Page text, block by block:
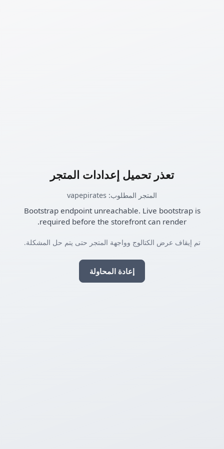
تعذر تحميل إعدادات المتجر
المتجر المطلوب: vapepirates
Bootstrap endpoint unreachable. Live bootstrap is
required before the storefront can render.
تم إيقاف عرض الكتالوج وواجهة المتجر حتى يتم حل المشكلة.
إعادة المحاولة